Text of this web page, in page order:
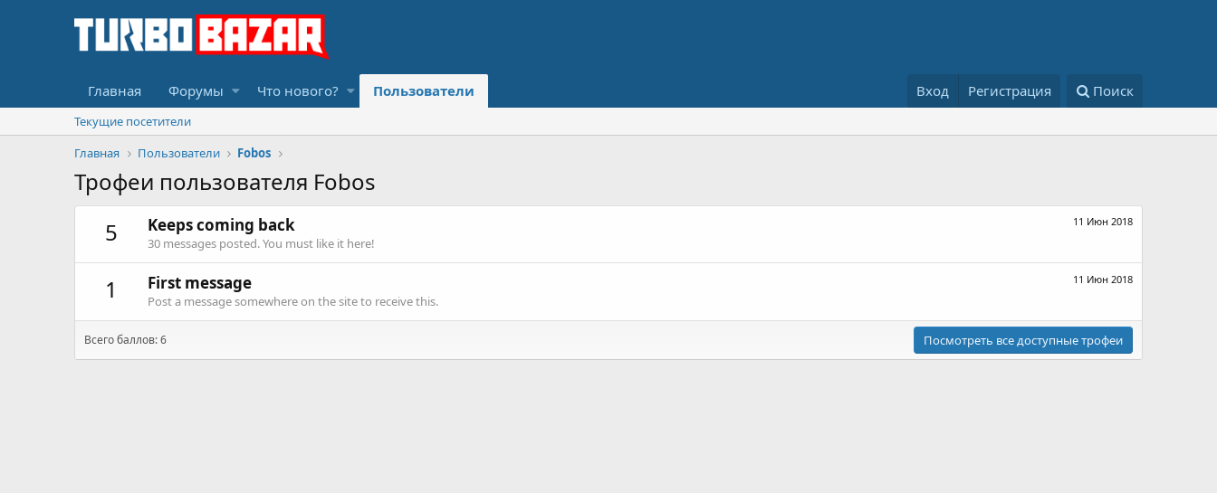
Главная Форумы Что нового? Пользователи Вход Регистрация Поиск
Текущие посетители
Главная
Пользователи Fobos
Трофеи пользователя Fobos
5
11 Июн 2018
Keeps coming back
30 messages posted. You must like it here!
1 11 Июн 2018
First message
Post a message somewhere on the site to receive this.
Всего баллов: 6 Посмотреть все доступные трофеи